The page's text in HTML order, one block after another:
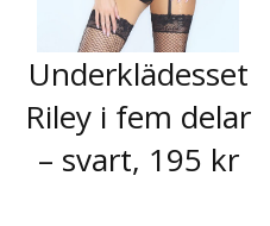
Underklädesset
Riley i fem delar
– svart, 195 kr